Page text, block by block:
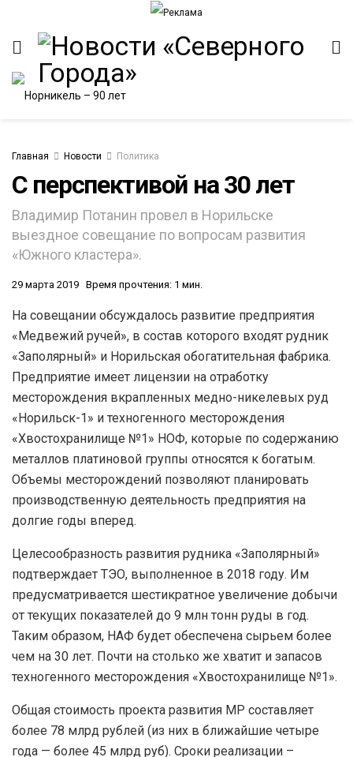
Главная Новости Политика
С перспективой на 30 лет
Владимир Потанин провел в Норильске
выездное совещание по вопросам развития
«Южного кластера».
29 марта 2019 Время прочтения: 1 мин.
На совещании обсуждалось развитие предприятия
«Медвежий ручей», в состав которого входят рудник
«Заполярный» и Норильская обогатительная фабрика.
Предприятие имеет лицензии на отработку
месторождения вкрапленных медно-никелевых руд
«Норильск-1» и техногенного месторождения
«Хвостохранилище №1» НОФ, которые по содержанию
металлов платиновой группы относятся к богатым.
Объемы месторождений позволяют планировать
производственную деятельность предприятия на
долгие годы вперед.
Целесообразность развития рудника «Заполярный»
подтверждает ТЭО, выполненное в 2018 году. Им
предусматривается шестикратное увеличение добычи
от текущих показателей до 9 млн тонн руды в год.
Таким образом, НАФ будет обеспечена сырьем более
чем на 30 лет. Почти на столько же хватит и запасов
техногенного месторождения «Хвостохранилище №1».
Общая стоимость проекта развития МР составляет
более 78 млрд рублей (из них в ближайшие четыре
года — более 45 млрд руб). Сроки реализации –